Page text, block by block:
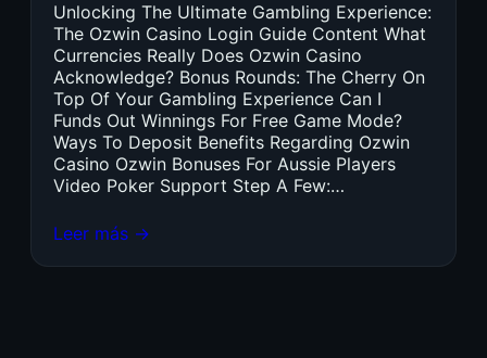
Unlocking The Ultimate Gambling Experience:
The Ozwin Casino Login Guide Content What
Currencies Really Does Ozwin Casino
Acknowledge? Bonus Rounds: The Cherry On
Top Of Your Gambling Experience Can I
Funds Out Winnings For Free Game Mode?
Ways To Deposit Benefits Regarding Ozwin
Casino Ozwin Bonuses For Aussie Players
Video Poker Support Step A Few:…
Leer más →